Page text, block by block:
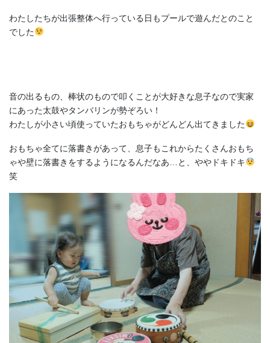
わたしたちが出張整体へ行っている日もプールで遊んだとのこと
でした
音の出るもの、棒状のもので叩くことが大好きな息子なので実家
にあった太鼓やタンバリンが勢ぞろい！
わたしが小さい頃使っていたおもちゃがどんどん出てきました
おもちゃ全てに落書きがあって、息子もこれからたくさんおもち
ゃや壁に落書きをするようになるんだなあ…と、ややドキドキ
笑